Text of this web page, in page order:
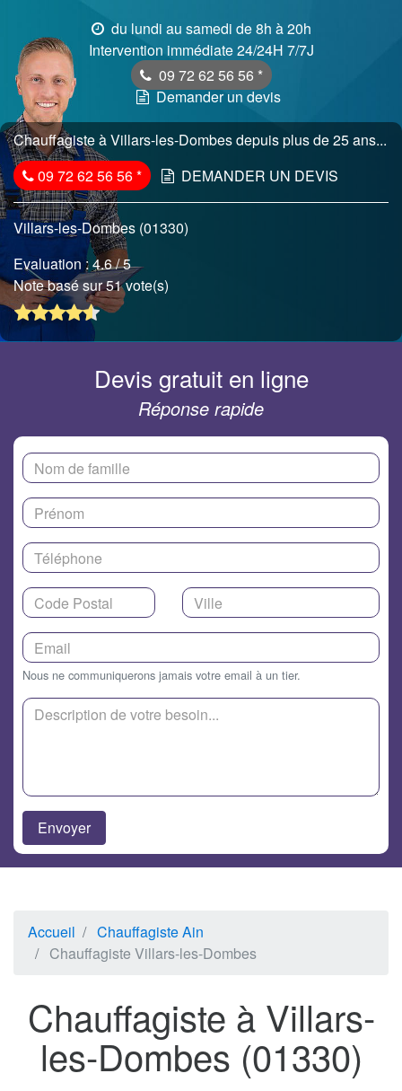
du lundi au samedi de 8h à 20h
Intervention immédiate 24/24H 7/7J
09 72 62 56 56 *
Demander un devis
Chauffagiste à Villars-les-Dombes depuis plus de 25 ans...
09 72 62 56 56* DEMANDER UN DEVIS
Villars-les-Dombes (01330)
Evaluation :4.6/ 5
Note basé sur 51 vote(s)
Devis gratuit en ligne
Réponse rapide
Nous ne communiquerons jamais votre email à un tier.
Accueil
Chauffagiste Ain
Chauffagiste Villars-les-Dombes
Chauffagiste à Villars-
les-Dombes (01330)